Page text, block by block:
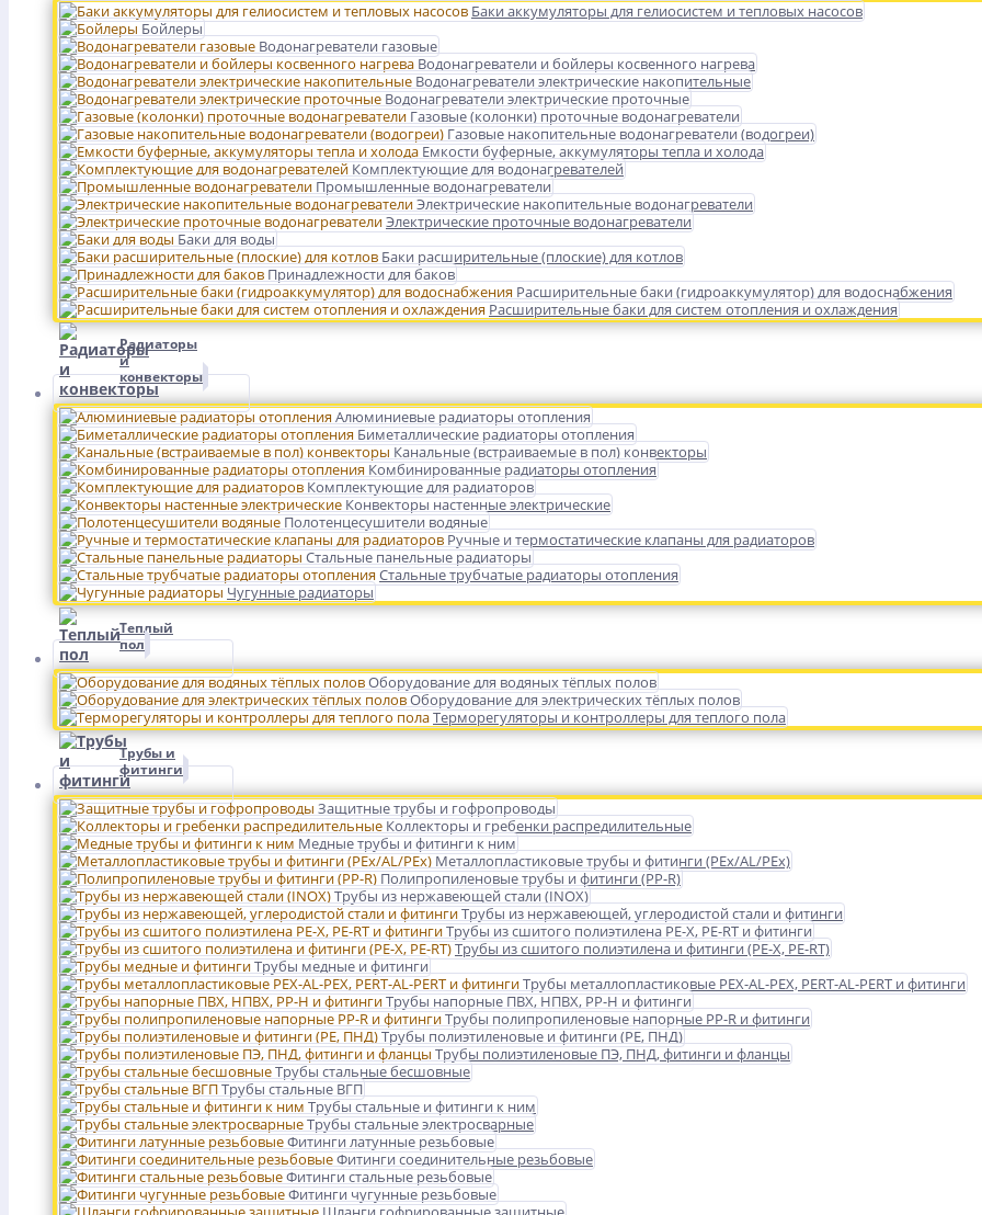
Баки аккумуляторы для гелиосистем и тепловых насосов
Бойлеры
Водонагреватели газовые
Водонагреватели и бойлеры косвенного нагрева
Водонагреватели электрические накопительные
Водонагреватели электрические проточные
Газовые (колонки) проточные водонагреватели
Газовые накопительные водонагреватели (водогреи)
Емкости буферные, аккумуляторы тепла и холода
Комплектующие для водонагревателей
Промышленные водонагреватели
Электрические накопительные водонагреватели
Электрические проточные водонагреватели
Баки для воды
Баки расширительные (плоские) для котлов
Принадлежности для баков
Расширительные баки (гидроаккумулятор) для водоснабжения
Расширительные баки для систем отопления и охлаждения
Радиаторы
и
конвекторы
Алюминиевые радиаторы отопления
Биметаллические радиаторы отопления
Канальные (встраиваемые в пол) конвекторы
Комбинированные радиаторы отопления
Комплектующие для радиаторов
Конвекторы настенные электрические
Полотенцесушители водяные
Ручные и термостатические клапаны для радиаторов
Стальные панельные радиаторы
Стальные трубчатые радиаторы отопления
Чугунные радиаторы
Теплый
пол
Оборудование для водяных тёплых полов
Оборудование для электрических тёплых полов
Терморегуляторы и контроллеры для теплого пола
Трубы и
фитинги
Защитные трубы и гофропроводы
Коллекторы и гребенки распредилительные
Медные трубы и фитинги к ним
Металлопластиковые трубы и фитинги (PEx/AL/PEx)
Полипропиленовые трубы и фитинги (PP-R)
Трубы из нержавеющей стали (INOX)
Трубы из нержавеющей, углеродистой стали и фитинги
Трубы из сшитого полиэтилена PE-X, PE-RT и фитинги
Трубы из сшитого полиэтилена и фитинги (PE-X, PE-RT)
Трубы медные и фитинги
Трубы металлопластиковые PEX-AL-PEX, PERT-AL-PERT и фитинги
Трубы напорные ПВХ, НПВХ, PP-H и фитинги
Трубы полипропиленовые напорные PP-R и фитинги
Трубы полиэтиленовые и фитинги (PE, ПНД)
Трубы полиэтиленовые ПЭ, ПНД, фитинги и фланцы
Трубы стальные бесшовные
Трубы стальные ВГП
Трубы стальные и фитинги к ним
Трубы стальные электросварные
Фитинги латунные резьбовые
Фитинги соединительные резьбовые
Фитинги стальные резьбовые
Фитинги чугунные резьбовые